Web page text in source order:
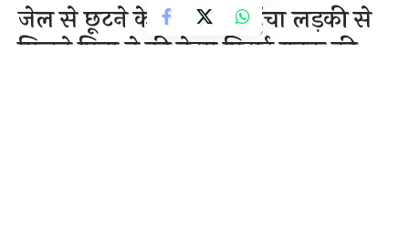
जेल से छूटने के बाद फिर पहुंचा लड़की से
मिलने पिता ने की बेदम पिटाई युवक की